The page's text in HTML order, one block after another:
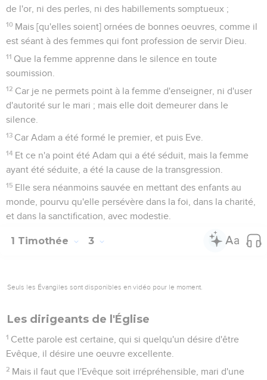
de l'or, ni des perles, ni des habillements somptueux ;
10 Mais [qu'elles soient] ornées de bonnes oeuvres, comme il
est séant à des femmes qui font profession de servir Dieu.
11 Que la femme apprenne dans le silence en toute
soumission.
12 Car je ne permets point à la femme d'enseigner, ni d'user
d'autorité sur le mari ; mais elle doit demeurer dans le
silence.
13 Car Adam a été formé le premier, et puis Eve.
14 Et ce n'a point été Adam qui a été séduit, mais la femme
ayant été séduite, a été la cause de la transgression.
15 Elle sera néanmoins sauvée en mettant des enfants au
monde, pourvu qu'elle persévère dans la foi, dans la charité,
et dans la sanctification, avec modestie.
1 Timothée 3
Seuls les Évangiles sont disponibles en vidéo pour le moment.
Les dirigeants de l'Église
1 Cette parole est certaine, qui si quelqu'un désire d'être
Evêque, il désire une oeuvre excellente.
2 Mais il faut que l'Evêque soit irrépréhensible, mari d'une